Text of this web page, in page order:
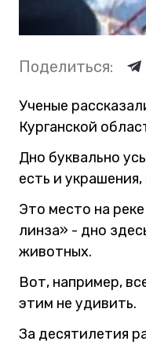
Поделиться:
Ученые
Курганской
Дно буквально
есть и
Это место на
линза» - дно
животных.
Вот, например,
этим не удивить.
За десятилетия